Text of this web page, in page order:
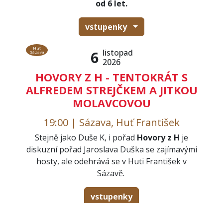
od 6 let.
vstupenky
6 listopad
2026
HOVORY Z H - TENTOKRÁT S
ALFREDEM STREJČKEM A JITKOU
MOLAVCOVOU
Huť
Sázava
19:00 | Sázava, Huť František
Stejně jako Duše K, i pořad Hovory z H je
diskuzní pořad Jaroslava Duška se zajímavými
hosty, ale odehrává se v Huti František v
Sázavě.
vstupenky